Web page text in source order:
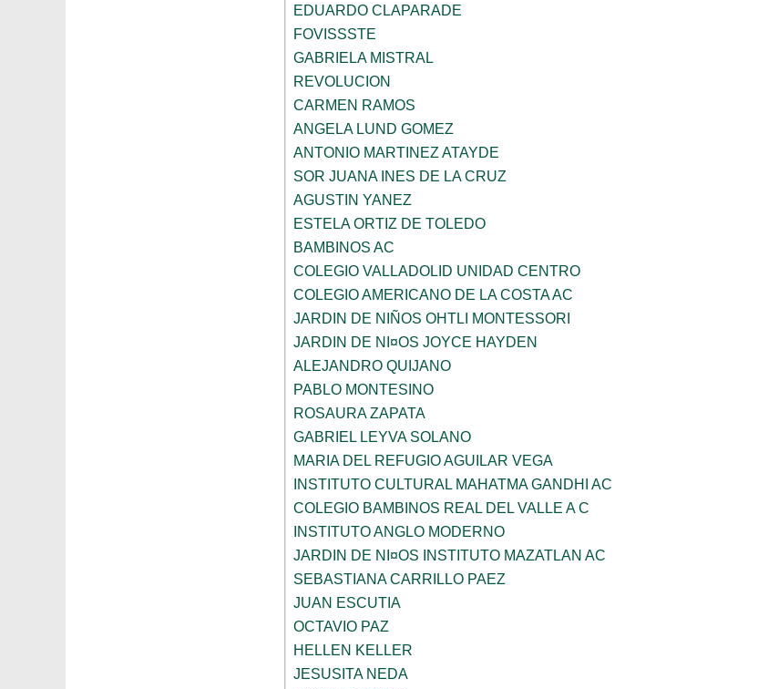
EDUARDO CLAPARADE
FOVISSSTE
GABRIELA MISTRAL
REVOLUCION
CARMEN RAMOS
ANGELA LUND GOMEZ
ANTONIO MARTINEZ ATAYDE
SOR JUANA INES DE LA CRUZ
AGUSTIN YANEZ
ESTELA ORTIZ DE TOLEDO
BAMBINOS AC
COLEGIO VALLADOLID UNIDAD CENTRO
COLEGIO AMERICANO DE LA COSTA AC
JARDIN DE NIÑOS OHTLI MONTESSORI
JARDIN DE NI¤OS JOYCE HAYDEN
ALEJANDRO QUIJANO
PABLO MONTESINO
ROSAURA ZAPATA
GABRIEL LEYVA SOLANO
MARIA DEL REFUGIO AGUILAR VEGA
INSTITUTO CULTURAL MAHATMA GANDHI AC
COLEGIO BAMBINOS REAL DEL VALLE A C
INSTITUTO ANGLO MODERNO
JARDIN DE NI¤OS INSTITUTO MAZATLAN AC
SEBASTIANA CARRILLO PAEZ
JUAN ESCUTIA
OCTAVIO PAZ
HELLEN KELLER
JESUSITA NEDA